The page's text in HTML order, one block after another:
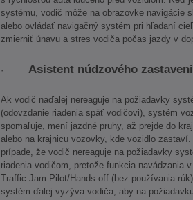
systému, vodič môže na obrazovke navigácie
alebo ovládať navigačný systém pri hľadaní
zmierniť únavu a stres vodiča počas jazdy v
· Asistent núdzového
Ak vodič naďalej nereaguje na požiadavky
(odovzdanie riadenia späť vodičovi), systém
spomaľuje, mení jazdné pruhy, až prejde do
alebo na krajnicu vozovky, kde vozidlo
prípade, že vodič nereaguje na požiadavky
riadenia vodičom, pretože funkcia navádzania
Traffic Jam Pilot/Hands-off (bez používania
systém ďalej vyzýva vodiča, aby na